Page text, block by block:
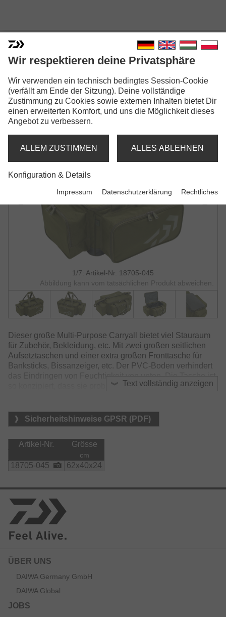
BLACK WIDOW LOW LEVEL
CARRYALL
KARPFENTASCHE
1/7: Artikel-Nr. 18705-045
Abbildung kann vom tatsächlichen Produkt abweichen.
Text vollständig anzeigen
Dieser große Multi-Purpose Carryall bietet viel Stauraum
für Zubehör, Bekleidung, etc. Mit zwei großen seitlichen
Aufsetztaschen und einer extra großen Fronttasche für
Banksticks, Bissanzeiger, etc. Der PVC-Boden verhindert
so konzipiert, dass sie problemlos unter der Karpfenliege
Ausgestattet mit gepolstertem Schultergurt und
Tragegriffen.
Material:
Polyester
Sicherheitshinweise GPSR (PDF)
Artikel-Nr. Grösse
cm
18705-045 62x40x24
ÜBER UNS
DAIWA Germany GmbH
DAIWA Global
JOBS
Wir respektieren deine Privatsphäre
Wir verwenden ein technisch bedingtes Session-Cookie
(verfällt am Ende der Sitzung). Deine vollständige
Zustimmung zu Cookies sowie externen Inhalten bietet Dir
einen erweiterten Komfort, und uns die Möglichkeit dieses
Angebot zu verbessern.
ALLEM ZUSTIMMEN ALLES ABLEHNEN
Konfiguration & Details
Impressum Datenschutzerklärung Rechtliches